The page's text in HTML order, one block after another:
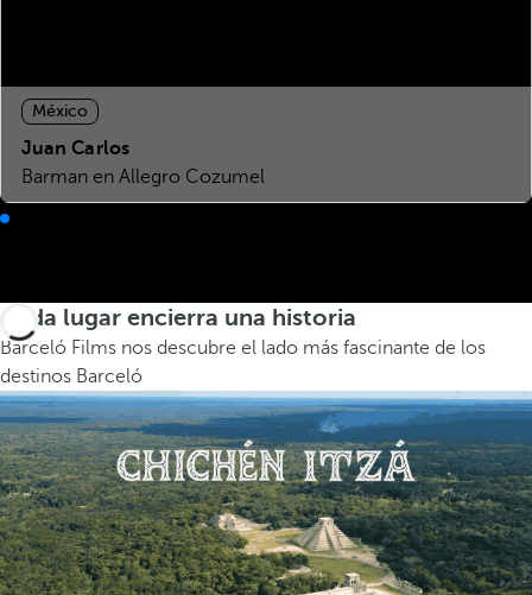
México
Juan Carlos
Barman en Allegro Cozumel
Cada lugar encierra una historia
Barceló Films nos descubre el lado más fascinante de los
destinos Barceló